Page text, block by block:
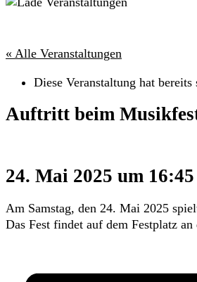
« Alle Veranstaltungen
Diese Veranstaltung hat bereits
Auftritt beim
24. Mai 2025 um 16:45
Am Samstag, den 24. Mai 2025
Das Fest findet auf dem Festplatz